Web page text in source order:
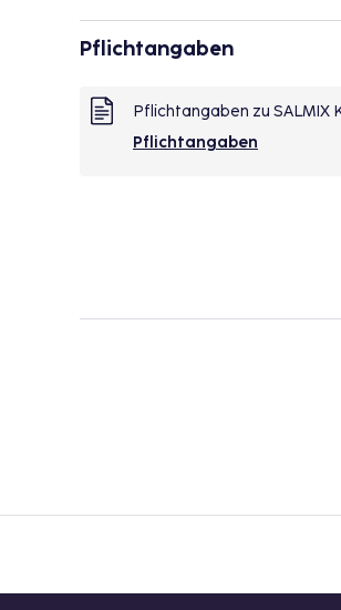
Pflichtangaben
Pflichtangaben zu SALMIX
Pflichtangaben